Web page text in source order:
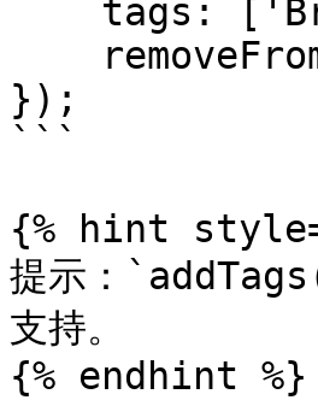
});
```
{% hint
提示：
支持。
{% endhint %}